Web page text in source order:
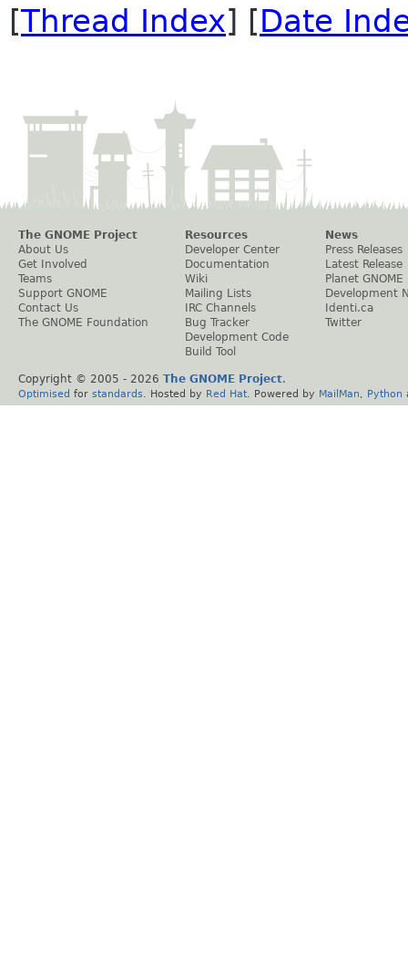
[Thread Index] [Date
The GNOME Project
About Us
Get Involved
Teams
Support GNOME
Contact Us
The GNOME Foundation
Resources
Developer Center
Documentation
Wiki
Mailing Lists
IRC Channels
Bug Tracker
Development Code
Build Tool
News
Press Releases
Latest Release
Planet GNOME
Development
Identi.ca
Twitter
Copyright © 2005 - 2026 The GNOME Project.
Optimised for standards . Hosted by Red Hat . Powered by MailMan Python